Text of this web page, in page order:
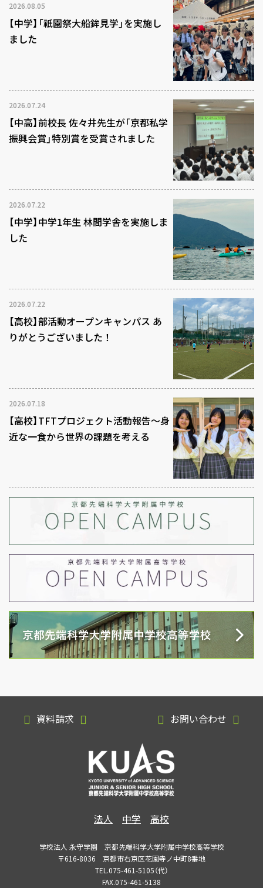
2026.08.05
【中学】「祇園祭大船鉾見学」を実施し
ました
2026.07.24
【中高】前校長 佐々井先生が「京都私学
振興会賞」特別賞を受賞されました
2026.07.22
【中学】中学1年生 林間学舎を実施しま
した
2026.07.22
【高校】部活動オープンキャンパス あ
りがとうございました！
2026.07.18
【高校】TFTプロジェクト活動報告～身
近な一食から世界の課題を考える
資料請求 お問い合わせ
法人 中学 高校
学校法人 永守学園 京都先端科学大学附属中学校高等学校
〒616-8036 京都市右京区花園寺ノ中町8番地
TEL.075-461-5105（代）
FAX.075-461-5138